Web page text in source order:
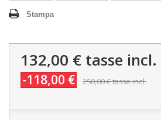
Stampa
132,00 € tasse incl.
-118,00 € 250,00 €tasse incl.